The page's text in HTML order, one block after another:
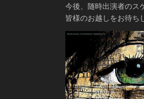
今後、随時出演者のス
皆様のお越しをお待